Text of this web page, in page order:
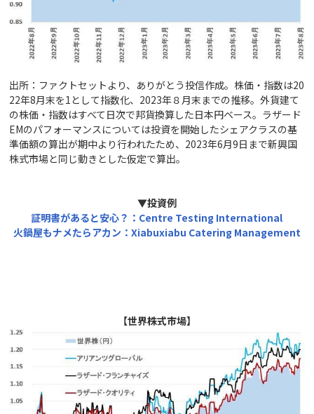
出所：ファクトセットより、ありがとう投信作成。株価・指数は20
22年8月末を1として指数化、2023年８月末までの推移。外貨建て
の株価・指数はすべて日次で邦貨換算した日本円ベース。ラザード
EMのパフォーマンスについては投資を開始したシェアクラスの基
準価額の算出が期中より行われたため、2023年6月9日まで新興国
株式市場と同じ動きとした仮定で算出。
▼投資例
証明書があると安心？：Centre Testing International
火鍋屋もナメたらアカン：Xiabuxiabu Catering Management
【世界株式市場】